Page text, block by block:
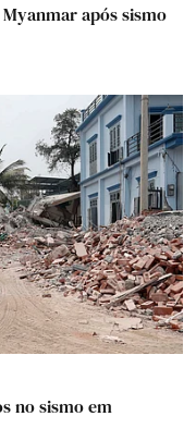
após sismo
no sismo em